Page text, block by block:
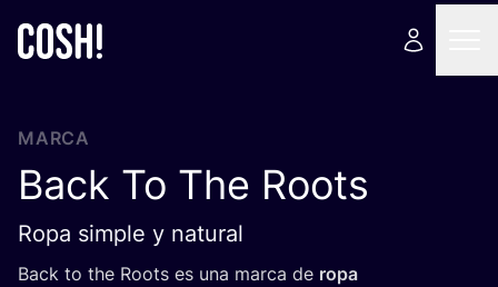
MARCA
Back To The Roots
Ropa simple y natural
Back to the Roots es una mar­ca de ropa